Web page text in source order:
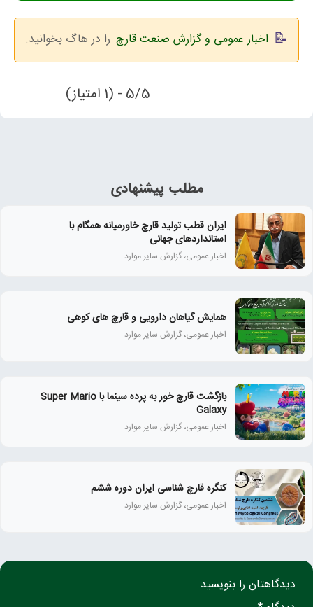
اخبار عمومی و گزارش صنعت قارچ را در هاگ بخوانید.
5/5 - (1 امتیاز)
مطلب پیشنهادی
ایران قطب تولید قارچ خاورمیانه همگام با
استانداردهای جهانی
اخبار عمومی، گزارش سایر موارد
همايش گياهان دارويی و قارچ‌ های كوهی
اخبار عمومی، گزارش سایر موارد
بازگشت قارچ خور به پرده سینما با Super Mario
Galaxy
اخبار عمومی، گزارش سایر موارد
کنگره قارچ شناسی ایران دوره ششم
اخبار عمومی، گزارش سایر موارد
دیدگاهتان را بنویسید